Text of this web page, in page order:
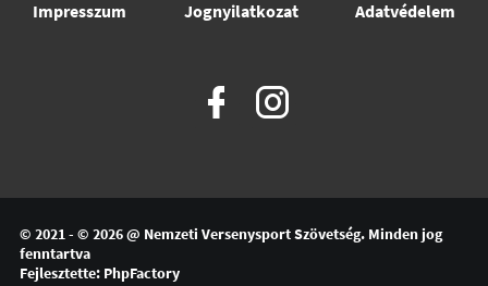
Impresszum Jognyilatkozat Adatvédelem
© 2021 - © 2026 @ Nemzeti Versenysport Szövetség. Minden jog
fenntartva
Fejlesztette: PhpFactory